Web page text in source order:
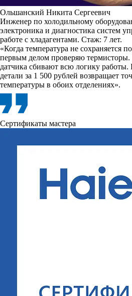
Ольшанский Никита Сергеевич
Инженер по холодильному
электроника и диагностика систем
работе с хладагентами. Стаж: 7 лет.
«Когда температура не сохраняется
первым делом проверяю
датчика сбивают всю логику работы.
детали за 1 500 рублей возвращает
температуры в обоих отделениях».
Сертификаты мастера